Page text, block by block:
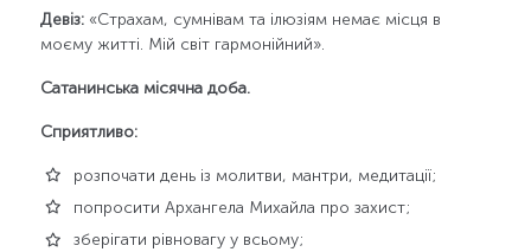
Девіз:«Страхам, сумнівам та ілюзіям немає місця в
моєму житті. Мій світ гармонійний».
Сатанинська місячна доба.
Сприятливо:
розпочати день із молитви, мантри, медитації;
попросити Архангела Михайла про захист;
зберігати рівновагу у всьому;